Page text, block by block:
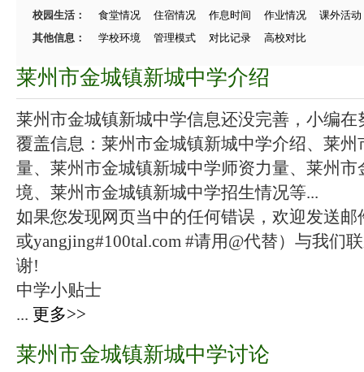
校园生活：
食堂情况 住宿情况 作息时间 作业情况
课外活动
其他信息：
学校环境 管理模式 对比记录 高校对比
莱州市金城镇新城中学介绍
莱州市金城镇新城中学信息还没完善，小编在
覆盖信息：莱州市金城镇新城中学介绍、莱
量、莱州市金城镇新城中学师资力量、莱州
境、莱州市金城镇新城中学招生情况等...
如果您发现网页当中的任何错误，欢迎发送邮
或yangjing#100tal.com #请用@代替）与我们
谢!
中学小贴士
... 更多>>
莱州市金城镇新城中学讨论